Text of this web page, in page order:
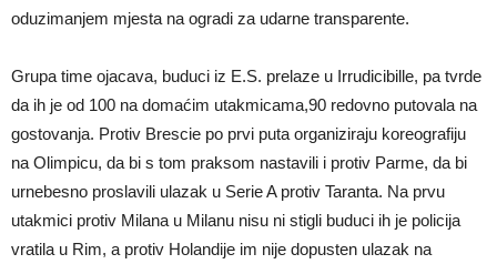
oduzimanjem mjesta na ogradi za udarne transparente.
Grupa time ojacava, buduci iz E.S. prelaze u Irrudicibille, pa tvrde
da ih je od 100 na domaćim utakmicama,90 redovno putovala na
gostovanja. Protiv Brescie po prvi puta organiziraju koreografiju
na Olimpicu, da bi s tom praksom nastavili i protiv Parme, da bi
urnebesno proslavili ulazak u Serie A protiv Taranta. Na prvu
utakmici protiv Milana u Milanu nisu ni stigli buduci ih je policija
vratila u Rim, a protiv Holandije im nije dopusten ulazak na